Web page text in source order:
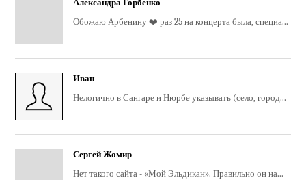
Александра Горбенко
Обожаю Арбенину ❤️ раз 25 на концерта была, специа...
Иван
Нелогично в Сангаре и Нюрбе указывать (село, город...
Сергей Жомир
Нет такого сайта - «Мой Эльдикан». Правильно он на...